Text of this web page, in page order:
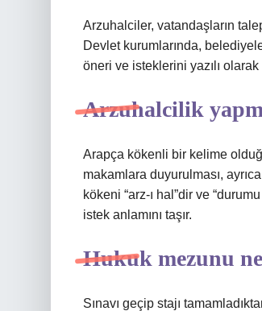
Arzuhalciler, vatandaşların
Devlet kurumlarında,
öneri ve isteklerini yazılı
Arzuhalcilik
Arapça kökenli bir kelime
makamlara duyurulması,
kökeni “arz-ı hal”dir ve
istek anlamını taşır.
Hukuk mezunu
Sınavı geçip stajı